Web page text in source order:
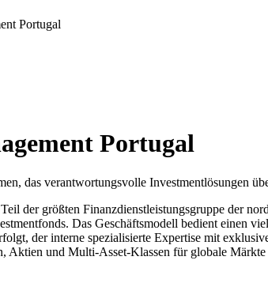
Portugal
Portugal
das verantwortungsvolle Investmentlösungen
der größten Finanzdienstleistungsgruppe der
Das Geschäftsmodell bedient einen
der interne spezialisierte Expertise mit
Aktien und Multi-Asset-Klassen für globale